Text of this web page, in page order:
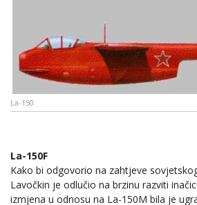
La-150
La-150F
Kako bi odgovorio na zahtjeve
Lavočkin je odlučio na brzinu razviti
izmjena u odnosu na La-150M bila je